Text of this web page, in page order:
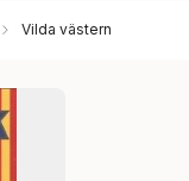
Vilda västern